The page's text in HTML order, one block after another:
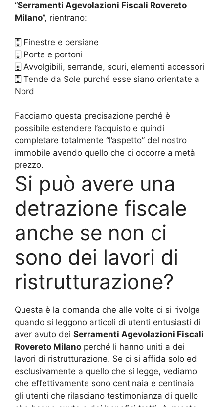
“Serramenti Agevolazioni Fiscali Rovereto
Milano”, rientrano:
Finestre e persiane
Porte e portoni
Avvolgibili, serrande, scuri, elementi accessori
Tende da Sole purché esse siano orientate a
Nord
Facciamo questa precisazione perché è
possibile estendere l’acquisto e quindi
completare totalmente “l’aspetto” del nostro
immobile avendo quello che ci occorre a metà
prezzo.
Si può avere una
detrazione fiscale
anche se non ci
sono dei lavori di
ristrutturazione?
Questa è la domanda che alle volte ci si rivolge
quando si leggono articoli di utenti entusiasti di
aver avuto dei Serramenti Agevolazioni Fiscali
Rovereto Milano perché li hanno uniti a dei
lavori di ristrutturazione. Se ci si affida solo ed
esclusivamente a quello che si legge, vediamo
che effettivamente sono centinaia e centinaia
gli utenti che rilasciano testimonianza di quello